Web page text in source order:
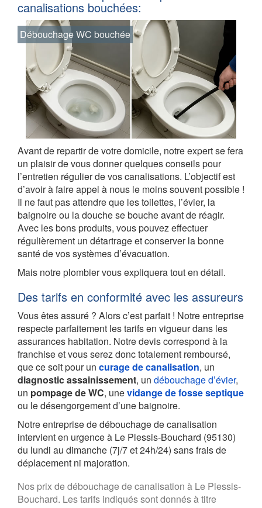
canalisations bouchées:
Débouchage WC bouchée
Avant de repartir de votre domicile, notre expert se fera
un plaisir de vous donner quelques conseils pour
l’entretien régulier de vos canalisations. L’objectif est
d’avoir à faire appel à nous le moins souvent possible !
Il ne faut pas attendre que les toilettes, l’évier, la
baignoire ou la douche se bouche avant de réagir.
Avec les bons produits, vous pouvez effectuer
régulièrement un détartrage et conserver la bonne
santé de vos systèmes d’évacuation.
Mais notre plombier vous expliquera tout en détail.
Des tarifs en conformité avec les assureurs
Vous êtes assuré ? Alors c’est parfait ! Notre entreprise
respecte parfaitement les tarifs en vigueur dans les
assurances habitation. Notre devis correspond à la
franchise et vous serez donc totalement remboursé,
que ce soit pour un curage de canalisation, un
diagnostic assainissement, un débouchage d’évier,
un pompage de WC, unevidange de fosse septique
ou le désengorgement d’une baignoire.
Notre entreprise de débouchage de canalisation
intervient en urgence à Le Plessis-Bouchard (95130)
du lundi au dimanche (7j/7 et 24h/24) sans frais de
déplacement ni majoration.
Nos prix de débouchage de canalisation à Le Plessis-
Bouchard. Les tarifs indiqués sont donnés à titre